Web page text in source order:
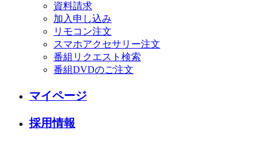
資料請求
加入申し込み
リモコン注文
スマホアクセサリー注文
番組リクエスト検索
番組DVDのご注文
マイページ
採用情報